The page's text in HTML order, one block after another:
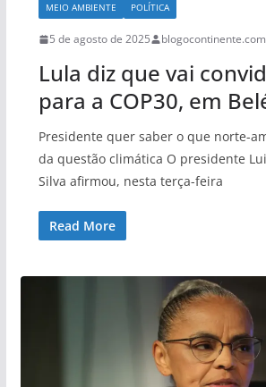
MEIO AMBIENTE POLÍTICA
5 de agosto de 2025 blogocontinente.com
Lula diz que vai
para a COP30, em
Presidente quer saber o que norte-
da questão climática O presidente
Silva afirmou, nesta terça-feira
Read More